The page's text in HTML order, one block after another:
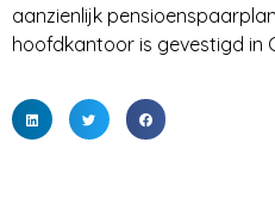
aanzienlijk
hoofdkantoor is gevestigd in